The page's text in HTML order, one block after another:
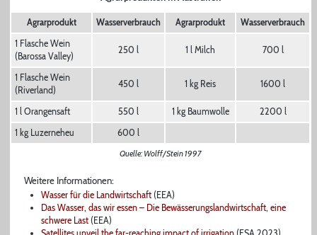
Agrarprodukt Wasserverbrauch Agrarprodukt
Wasserverbrauch
1 Flasche Wein
(Barossa Valley)
250 l 1 l Milch 700 l
1 Flasche Wein
(Riverland)
450 l 1 kg Reis 1600 l
1 l Orangensaft 550 l 1 kg Baumwolle
2200 l
1 kg Luzerneheu
600 l
Quelle: Wolff/Stein 1997
Weitere Informationen:
Wasser für die Landwirtschaft (EEA)
Das Wasser, das wir essen – Die Bewässerungslandwirtschaft, eine
schwere Last (EEA)
Satellites unveil the far-reaching impact of irrigation (ESA 2023)